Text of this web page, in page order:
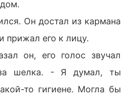
Он достал из кармана
прижал его к лицу.
он, его голос звучал
за шелка. - Я думал, ты
то гигиене. Могла бы